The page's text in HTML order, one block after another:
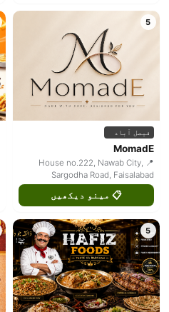
5
فیصل آباد
MomadE
📍 House no.222, Nawab City,
Sargodha Road, Faisalabad
📋 مینو دیکھیں
5